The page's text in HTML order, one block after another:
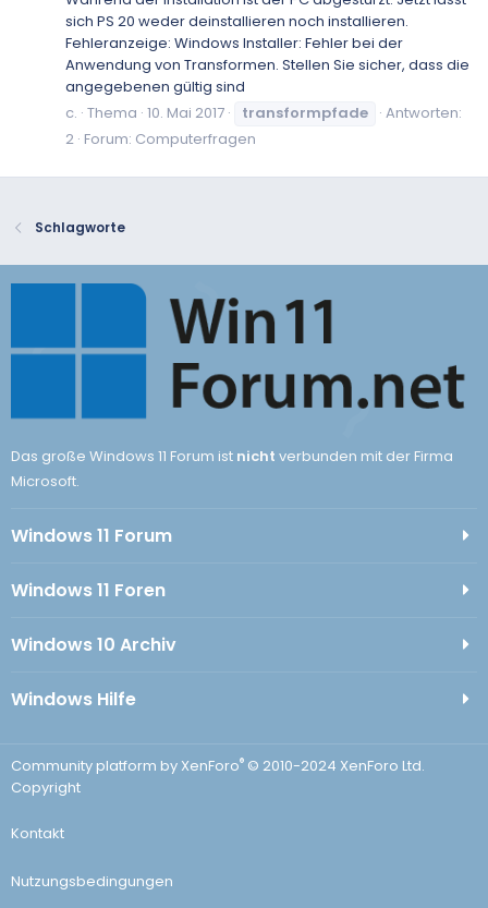
sich PS 20 weder deinstallieren noch installieren.
Fehleranzeige: Windows Installer: Fehler bei der
Anwendung von Transformen. Stellen Sie sicher, dass die
angegebenen gültig sind
c. Thema 10. Mai 2017 transformpfade
Antworten:
2 Forum: Computerfragen
Schlagworte
Das große Windows 11 Forum ist nicht verbunden mit der Firma
Microsoft.
Windows 11 Forum
Windows 11 Foren
Windows 10 Archiv
Windows Hilfe
Community platform by XenForo® © 2010-2024 XenForo Ltd.
Copyright
Kontakt
Nutzungsbedingungen